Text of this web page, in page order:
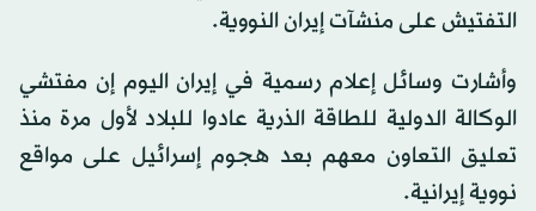
التفتيش على منشآت إيران النووية.
وأشارت وسائل إعلام رسمية في إيران اليوم إن مفتشي
الوكالة الدولية للطاقة الذرية عادوا للبلاد لأول مرة منذ
تعليق التعاون معهم بعد هجوم إسرائيل على مواقع
نووية إيرانية.